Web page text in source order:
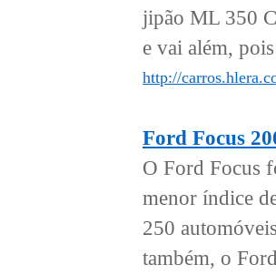
jipão ML 350
e vai além,
http://
Ford Focus
O Ford Focus
menor índice
250
também, o